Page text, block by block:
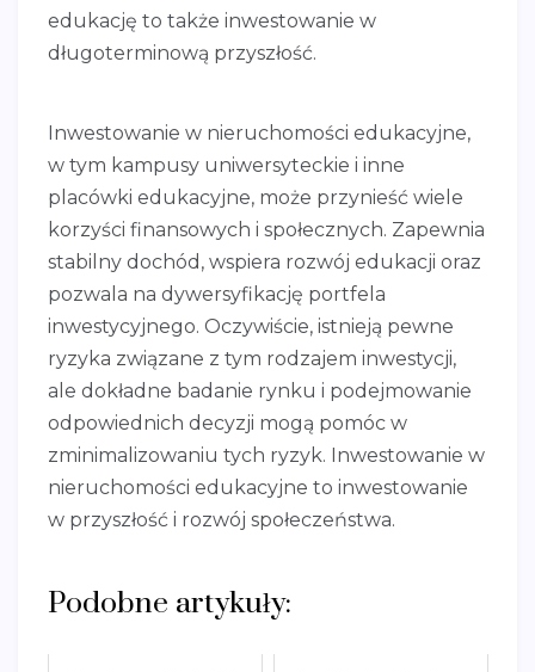
edukację to także inwestowanie w
długoterminową przyszłość.
Inwestowanie w nieruchomości edukacyjne,
w tym kampusy uniwersyteckie i inne
placówki edukacyjne, może przynieść wiele
korzyści finansowych i społecznych. Zapewnia
stabilny dochód, wspiera rozwój edukacji oraz
pozwala na dywersyfikację portfela
inwestycyjnego. Oczywiście, istnieją pewne
ryzyka związane z tym rodzajem inwestycji,
ale dokładne badanie rynku i podejmowanie
odpowiednich decyzji mogą pomóc w
zminimalizowaniu tych ryzyk. Inwestowanie w
nieruchomości edukacyjne to inwestowanie
w przyszłość i rozwój społeczeństwa.
Podobne artykuły: